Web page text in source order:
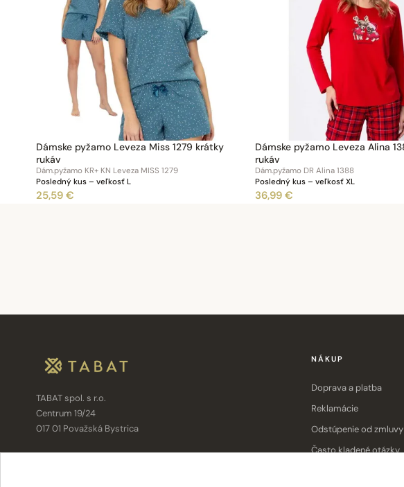
Dámske pyžamo Leveza Miss 1279 krátky
rukáv
Dám.pyžamo KR+ KN Leveza MISS 1279
Posledný kus – veľkosť L
25,59 €
Dámske pyžamo Leveza Alina 1388 dlhý
rukáv
Dám.pyžamo DR Alina 1388
Posledný kus – veľkosť XL
36,99 €
TABAT spol. s r.o.
Centrum 19/24
017 01 Považská Bystrica
NÁKUP
Doprava a platba
Reklamácie
Odstúpenie od zmluvy
Často kladené otázky